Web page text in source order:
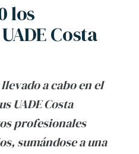
los
Costa
a cabo en el
UADE Costa
profesionales
sumándose a una